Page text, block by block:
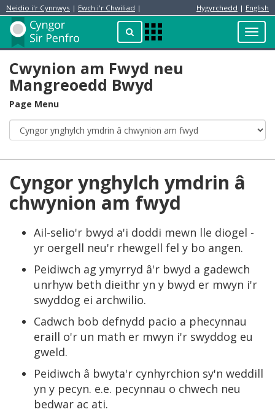
Neidio i'r Cynnwys | Ewch i'r Chwiliad | Hygyrchedd | English
ChwilioApps
Menu
Preswylydd
Cwynion am Fwyd neu
Mangreoedd Bwyd
Page Menu
Cyngor ynghylch ymdrin â
chwynion am fwyd
Ail-selio'r bwyd a'i doddi mewn lle diogel -
yr oergell neu'r rhewgell fel y bo angen.
Peidiwch ag ymyrryd â'r bwyd a gadewch
unrhyw beth dieithr yn y bwyd er mwyn i'r
swyddog ei archwilio.
Cadwch bob defnydd pacio a phecynnau
eraill o'r un math er mwyn i'r swyddog eu
gweld.
Peidiwch â bwyta'r cynhyrchion sy'n weddill
yn y pecyn. e.e. pecynnau o chwech neu
bedwar ac ati.